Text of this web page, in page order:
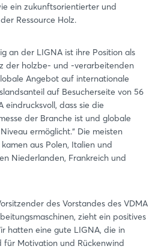
ein zukunftsorientierter und
Ressource Holz.
an der LIGNA ist ihre Position als
der holzbe- und -verarbeitenden
Angebot auf internationale
auf Besucherseite von 56
dass sie die
der Branche ist und globale
ermöglicht.“ Die meisten
aus Polen, Italien und
Niederlanden, Frankreich und
des Vorstandes des VDMA
zieht ein positives
hatten eine gute LIGNA, die in
für Motivation und Rückenwind